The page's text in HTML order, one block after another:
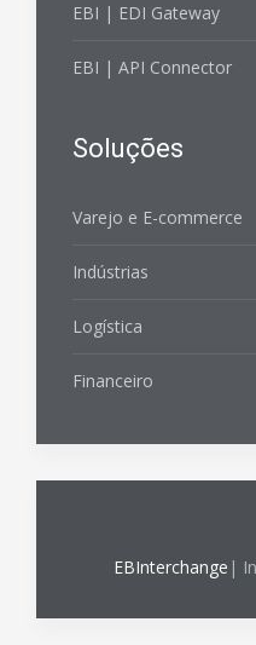
EBI | EDI Gateway
EBI | API Connector
Soluções
Varejo e E-commerce
Indústrias
Logística
Financeiro
EBInterchange |